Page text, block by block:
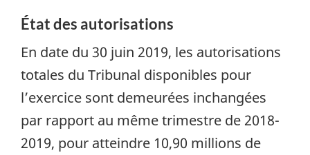
État des autorisations
En date du 30 juin 2019, les autorisations
totales du Tribunal disponibles pour
l’exercice sont demeurées inchangées
par rapport au même trimestre de 2018-
2019, pour atteindre 10,90 millions de